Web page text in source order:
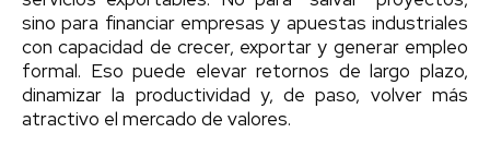
sino para financiar empresas y apuestas industriales
con capacidad de crecer, exportar y generar empleo
formal. Eso puede elevar retornos de largo plazo,
dinamizar la productividad y, de paso, volver más
atractivo el mercado de valores.